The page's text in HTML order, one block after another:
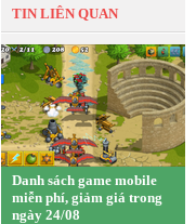
TIN LIÊN QUAN
Danh sách game mobile
miễn phí, giảm giá trong
ngày 24/08